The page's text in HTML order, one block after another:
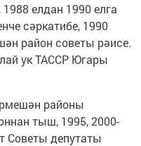
елдан 1990 елга
сәркатибе, 1990
район советы рәисе.
ук ТАССР Югары
районы
тыш, 1995, 2000-
Советы депутаты